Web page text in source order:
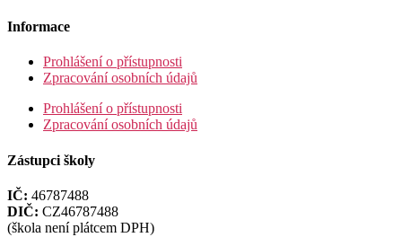
Informace
Prohlášení o přístupnosti
Zpracování osobních údajů
Prohlášení o přístupnosti
Zpracování osobních údajů
Zástupci školy
IČ: 46787488
DIČ: CZ46787488
(škola není plátcem DPH)